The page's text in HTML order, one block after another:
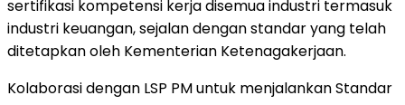
sertifikasi kompetensi kerja disemua industri termasuk
industri keuangan, sejalan dengan standar yang telah
ditetapkan oleh Kementerian Ketenagakerjaan.
Kolaborasi dengan LSP PM untuk menjalankan Standar